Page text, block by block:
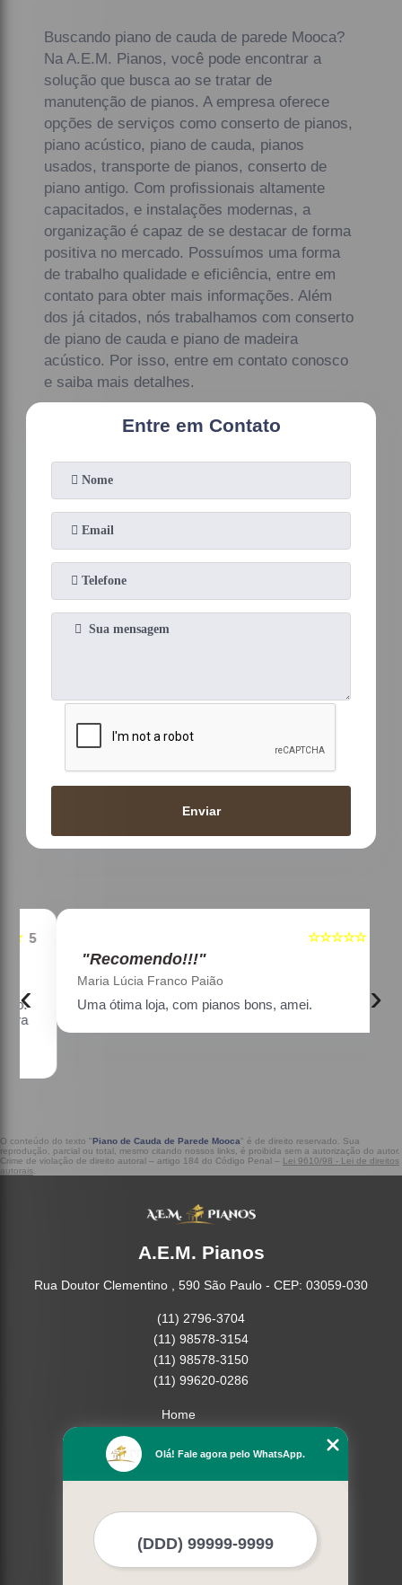
Buscando piano de cauda de parede Mooca?
Na A.E.M. Pianos, você pode encontrar a
solução que busca ao se tratar de
manutenção de pianos. A empresa oferece
opções de serviços como conserto de pianos,
piano acústico, piano de cauda, pianos
usados, transporte de pianos, conserto de
piano antigo. Com profissionais altamente
capacitados, e instalações modernas, a
organização é capaz de se destacar de forma
positiva no mercado. Possuímos uma forma
de trabalho qualidade e eficiência, entre em
contato para obter mais informações. Além
dos já citados, nós trabalhamos com conserto
de piano de cauda e piano de madeira
acústico. Por isso, entre em contato conosco
e saiba mais detalhes.
Entre em Contato
Enviar
5
☆☆☆☆☆
"Recomendo!!!"
Maria Lúcia Franco Paião
Uma ótima loja, com pianos bons, amei.
‹ ›
O conteúdo do texto "Piano de Cauda de Parede Mooca" é de direito reservado. Sua
reprodução, parcial ou total, mesmo citando nossos links, é proibida sem a autorização do autor.
Crime de violação de direito autoral – artigo 184 do Código Penal – Lei 9610/98 - Lei de direitos
autorais
A.E.M. Pianos
Rua Doutor Clementino , 590 São Paulo - CEP: 03059-030
(11) 2796-3704
(11) 98578-3154
(11) 98578-3150
(11) 99620-0286
Home
Missão
Mais Serviços
Olá! Fale agora pelo WhatsApp.